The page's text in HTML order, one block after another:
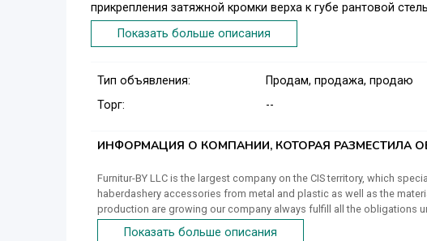
прикрепления затяжной кромки верха к губе рантовой
производится посредством скоб, образуемых из
Проволоку изготовляют путем волочения проволоки
Показать больше описания
Тип объявления:
Продам, продажа, продаю
Торг:
--
ИНФОРМАЦИЯ О КОМПАНИИ, КОТОРАЯ РАЗМЕСТИЛА
Furnitur-BY LLC is the largest company on the CIS territory, which
haberdashery accessories from metal and plastic as well as the
production are growing our company always fulfill all the obligations
industry in the CIS countries. Since 2017, we have entered new sales
Показать больше описания